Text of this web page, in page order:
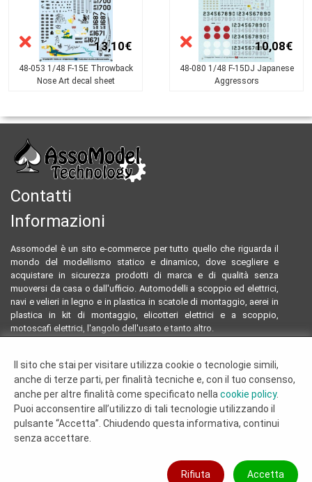
Il sito che stai per visitare utilizza cookie o tecnologie simili,
anche di terze parti, per finalità tecniche e, con il tuo consenso,
anche per altre finalità come specificato nella cookie policy.
Puoi acconsentire all’utilizzo di tali tecnologie utilizzando il
pulsante “Accetta”. Chiudendo questa informativa, continui
senza accettare.
Rifiuta Accetta
13,10€
48-053 1/48 F-15E Throwback
Nose Art decal sheet
10,08€
48-080 1/48 F-15DJ Japanese
Aggressors
Contatti
Informazioni
Assomodel è un sito e-commerce per tutto quello che riguarda il
mondo del modellismo statico e dinamico, dove scegliere e
acquistare in sicurezza prodotti di marca e di qualità senza
muoversi da casa o dall'ufficio. Automodelli a scoppio ed elettrici,
navi e velieri in legno e in plastica in scatole di montaggio, aerei in
plastica in kit di montaggio, elicotteri elettrici e a scoppio,
motoscafi elettrici, l'angolo dell'usato e tanto altro.
Tel:0922804761 - 3293096230
Termini e condizioni
Dove siamo
Chi siamo
Cookie Policy
© 2019 - 2026 Assomodel Tecnology di Russo Alessia, PIVA
02916520840 - Via Soldato Carmelo Frisicaro 20, 92027 Licata (Ag) - Tel: